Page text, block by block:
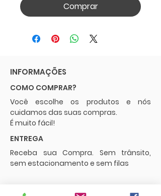
Comprar
INFORMAÇÕES
COMO COMPRAR?
Você escolhe os produtos e nós
cuidamos das suas compras.
É muito fácil!
ENTREGA
Receba sua Compra. Sem trânsito,
sem estacionamento e sem filas